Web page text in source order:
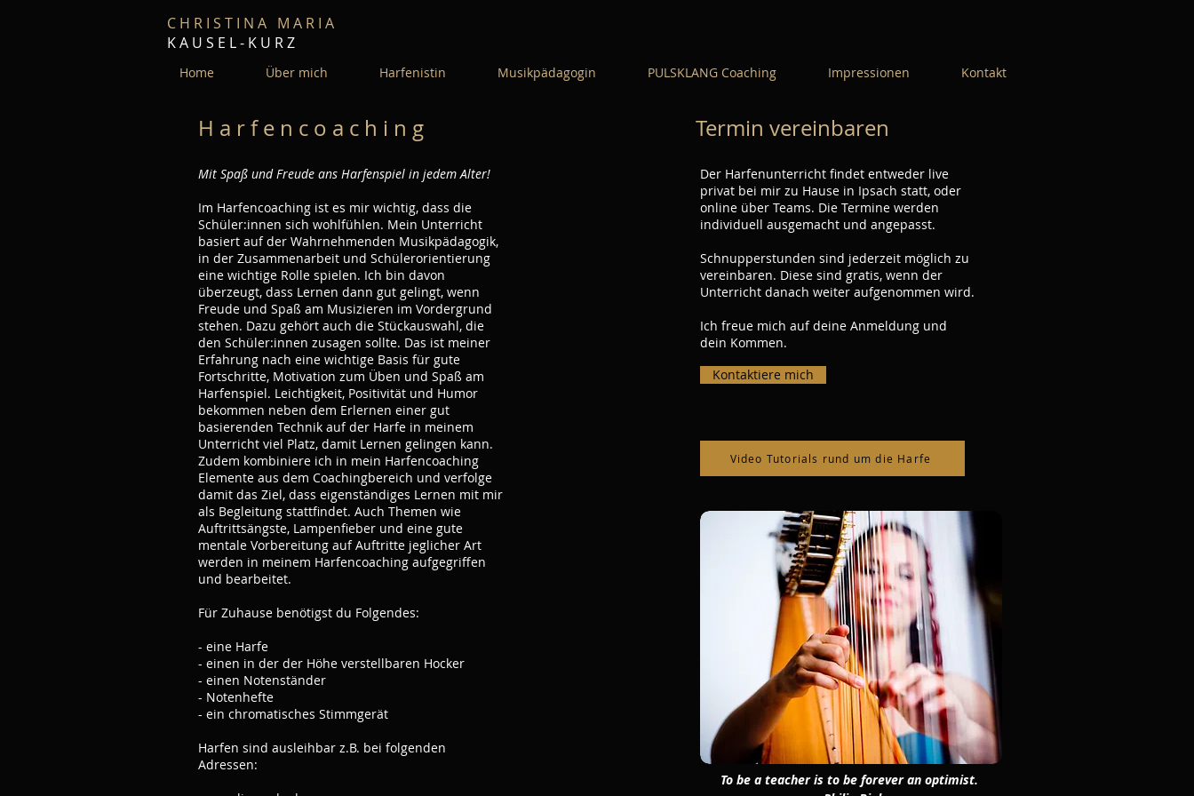
C H R I S T I N A M A R I A
K A U S E L - K U R Z
Home Über mich Harfenistin Musikpädagogin PULSKLANG Coaching Impressionen Kontakt
H a r f e n c o a c h i n g
Mit Spaß und Freude ans Harfenspiel in jedem Alter!
Im Harfencoaching ist es mir wichtig, dass die
Schüler:innen sich wohlfühlen. Mein Unterricht
basiert auf der Wahrnehmenden Musikpädagogik,
in der Zusammenarbeit und Schülerorientierung
eine wichtige Rolle spielen. Ich bin davon
überzeugt, dass Lernen dann gut gelingt, wenn
Freude und Spaß am Musizieren im Vordergrund
stehen. Dazu gehört auch die Stückauswahl, die
den Schüler:innen zusagen sollte. Das ist meiner
Erfahrung nach eine wichtige Basis für gute
Fortschritte, Motivation zum Üben und Spaß am
Harfenspiel. Leichtigkeit, Positivität und Humor
bekommen neben dem Erlernen einer gut
basierenden Technik auf der Harfe in meinem
Unterricht viel Platz, damit Lernen gelingen kann.
Zudem kombiniere ich in mein Harfencoaching
Elemente aus dem Coachingbereich und verfolge
damit das Ziel, dass eigenständiges Lernen mit mir
als Begleitung stattfindet. Auch Themen wie
Auftrittsängste, Lampenfieber und eine gute
mentale Vorbereitung auf Auftritte jeglicher Art
werden in meinem Harfencoaching aufgegriffen
und bearbeitet.
Für Zuhause benötigst du Folgendes:
- eine Harfe
- einen in der der Höhe verstellbaren Hocker
- einen Notenständer
- Notenhefte
- ein chromatisches Stimmgerät
Harfen sind ausleihbar z.B. bei folgenden
Adressen:
Termin vereinbaren
Der Harfenunterricht findet entweder live
privat bei mir zu Hause in Ipsach statt, oder
online über Teams. Die Termine werden
individuell ausgemacht und angepasst.
Schnupperstunden sind jederzeit möglich zu
vereinbaren. Diese sind gratis, wenn der
Unterricht danach weiter aufgenommen wird.
Ich freue mich auf deine Anmeldung und
dein Kommen.
Kontaktiere mich
Video Tutorials rund um die Harfe
To be a teacher is to be forever an optimist.